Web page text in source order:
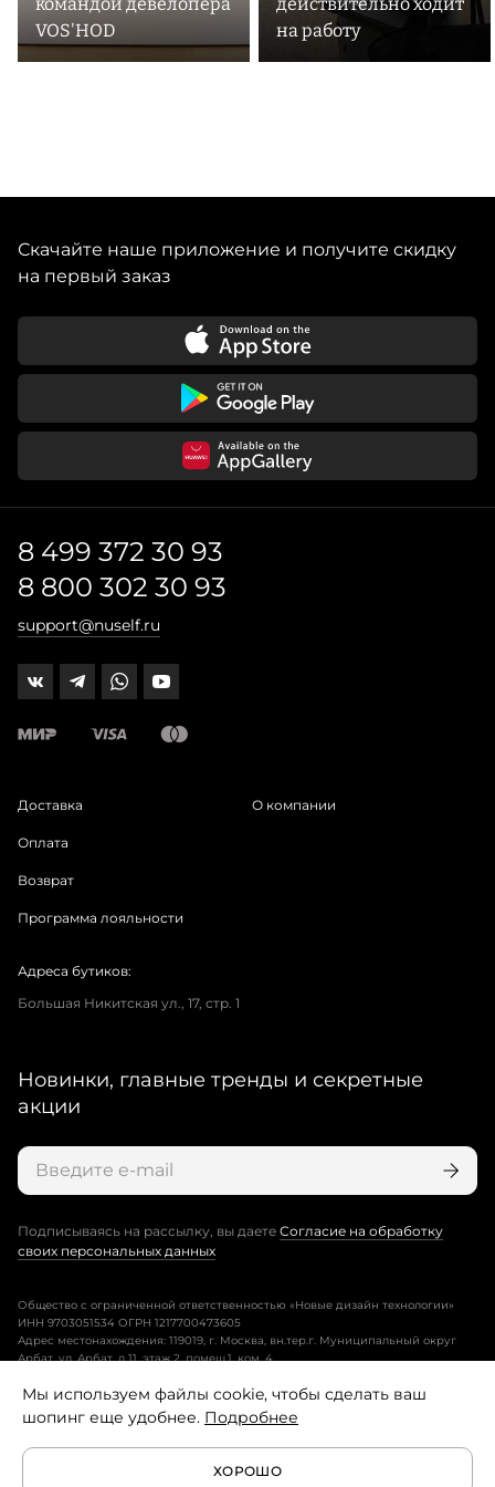
командой девелопера
VOS'HOD
действительно ходит
на работу
Скачайте наше приложение и получите скидку
на первый заказ
8 499 372 30 93
8 800 302 30 93
support@nuself.ru
Доставка
Оплата
Возврат
Программа лояльности
О компании
Адреса бутиков:
Большая Никитская ул., 17, стр. 1
Новинки, главные тренды и секретные
акции
Подписываясь на рассылку, вы даете Согласие на обработку
своих персональных данных
Общество с ограниченной ответственностью «Новые дизайн технологии»
ИНН 9703051534 ОГРН 1217700473605
Адрес местонахождения: 119019, г. Москва, вн.тер.г. Муниципальный округ
Арбат, ул. Арбат, д.11, этаж 2, помещ.1, ком. 4.
Пользовательское соглашение
Политика конфиденциальности
Мы используем файлы cookie, чтобы сделать ваш
шопинг еще удобнее. Подробнее
ХОРОШО